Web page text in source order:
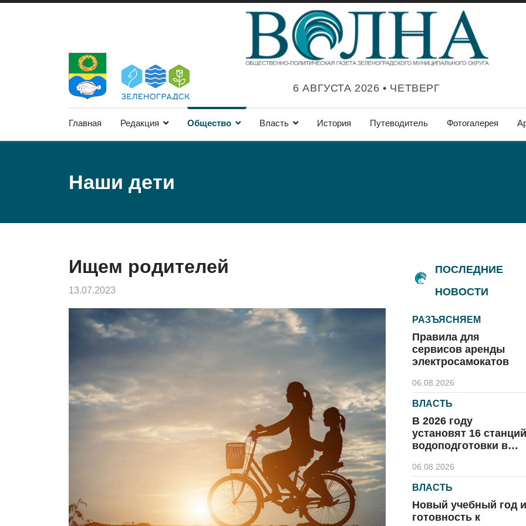
6 АВГУСТА 2026 • ЧЕТВЕРГ
Главная Редакция Общество Власть История Путеводитель Фотогалерея
Наши дети
Ищем родителей
13.07.2023
ПОСЛЕДНИЕ
НОВОСТИ
РАЗЪЯСНЯЕМ
Правила для
сервисов аренды
электросамокатов
06.08.2026
ВЛАСТЬ
В 2026 году
установят 16 станций
водоподготовки в
06.08.2026
ВЛАСТЬ
Новый учебный год и
готовность к